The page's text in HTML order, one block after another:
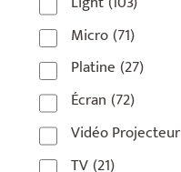
75007(7)
75008 (17)
75009 (5)
75010 (9)
75011 (17)
Micro(71)
Platine (27)
Écran (72)
Vidéo Projecteur
TV(21)